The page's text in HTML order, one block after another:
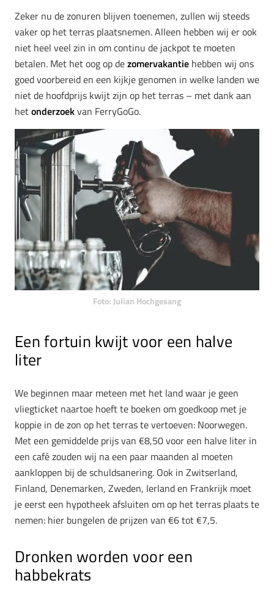
Zeker nu de zonuren blijven toenemen, zullen wij steeds
vaker op het terras plaatsnemen. Alleen hebben wij er ook
niet heel veel zin in om continu de jackpot te moeten
betalen. Met het oog op dezomervakantie hebben wij ons
goed voorbereid en een kijkje genomen in welke landen we
niet de hoofdprijs kwijt zijn op het terras – met dank aan
hetonderzoekvan FerryGoGo.
Foto: Julian Hochgesang
Een fortuin kwijt voor een halve
liter
We beginnen maar meteen met het land waar je geen
vliegticket naartoe hoeft te boeken om goedkoop met je
koppie in de zon op het terras te vertoeven: Noorwegen.
Met een gemiddelde prijs van €8,50 voor een halve liter in
een café zouden wij na een paar maanden al moeten
aankloppen bij de schuldsanering. Ook in Zwitserland,
Finland, Denemarken, Zweden, Ierland en Frankrijk moet
je eerst een hypotheek afsluiten om op het terras plaats te
nemen: hier bungelen de prijzen van €6 tot €7,5.
Dronken worden voor een
habbekrats